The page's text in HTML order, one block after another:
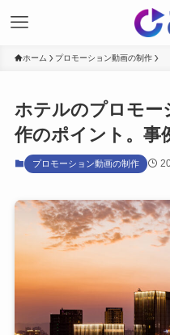
ホーム プロモーション動画の制作
ホテルのプロモー
作のポイント。事
プロモーション動画の制作